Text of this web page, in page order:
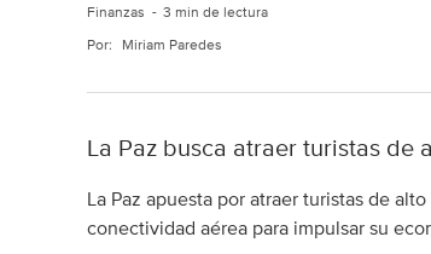
Finanzas 3 min de lectura
Por: Miriam Paredes
La Paz busca atraer turistas de
La Paz apuesta por atraer turistas de
conectividad aérea para impulsar su